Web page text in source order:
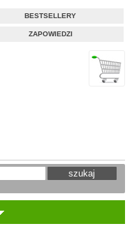
BESTSELLERY
ZAPOWIEDZI